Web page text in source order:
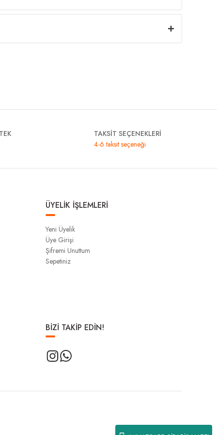
TAKSİT SEÇENEKLERİ
4-6 taksit seçeneği
ÜYELİK İŞLEMLERİ
Yeni Üyelik
Üye Girişi
Şifremi Unuttum
Sepetiniz
BİZİ TAKİP EDİN!